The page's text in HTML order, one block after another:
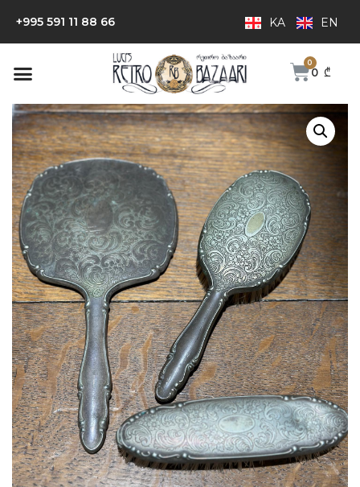
+995 591 11 88 66 KA EN
0 ₾